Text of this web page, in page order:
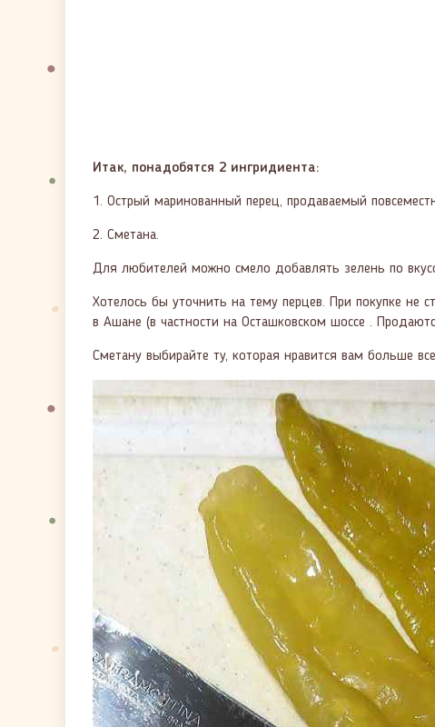
Итак, понадобятся 2 ингридиента:
1. Острый маринованный перец, продаваемый
2. Сметана.
Для любителей можно смело добавлять зелень по
Хотелось бы уточнить на тему перцев. При покупке не
в Ашане (в частности на Осташковском шоссе .
Сметану выбирайте ту, которая нравится вам больше